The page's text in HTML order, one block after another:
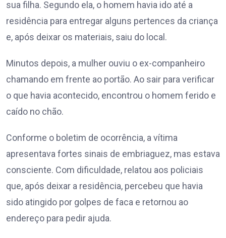
sua filha. Segundo ela, o homem havia ido até a
residência para entregar alguns pertences da criança
e, após deixar os materiais, saiu do local.
Minutos depois, a mulher ouviu o ex-companheiro
chamando em frente ao portão. Ao sair para verificar
o que havia acontecido, encontrou o homem ferido e
caído no chão.
Conforme o boletim de ocorrência, a vítima
apresentava fortes sinais de embriaguez, mas estava
consciente. Com dificuldade, relatou aos policiais
que, após deixar a residência, percebeu que havia
sido atingido por golpes de faca e retornou ao
endereço para pedir ajuda.